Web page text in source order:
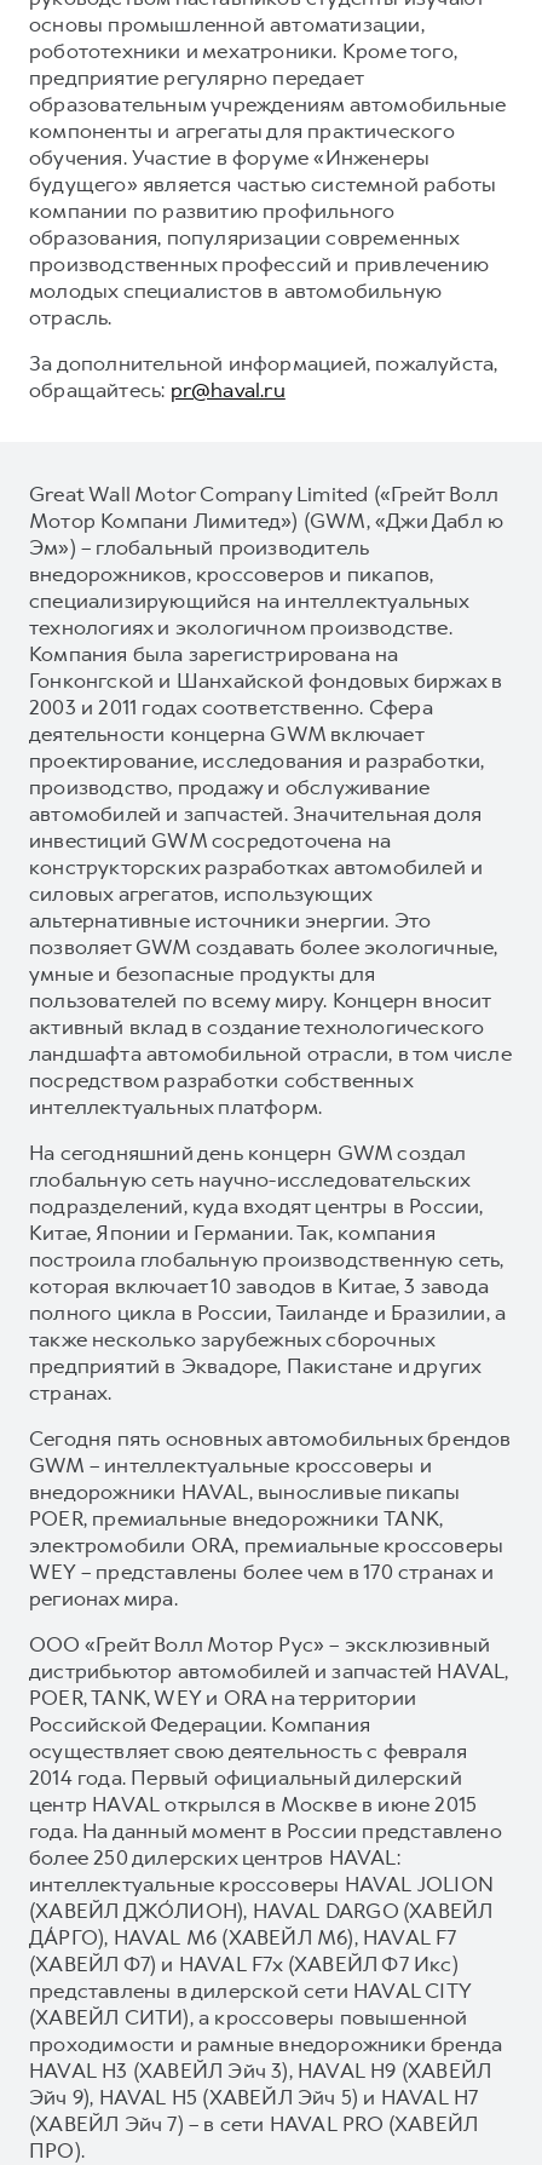
основы промышленной автоматизации,
робототехники и мехатроники. Кроме того,
предприятие регулярно передает
образовательным учреждениям автомобильные
компоненты и агрегаты для практического
обучения. Участие в форуме «Инженеры
будущего» является частью системной работы
компании по развитию профильного
образования, популяризации современных
производственных профессий и привлечению
молодых специалистов в автомобильную
отрасль.
За дополнительной информацией, пожалуйста,
обращайтесь: pr@haval.ru
Great Wall Motor Company Limited («Грейт Волл
Мотор Компани Лимитед») (GWM, «Джи Дабл ю
Эм») – глобальный производитель
внедорожников, кроссоверов и пикапов,
специализирующийся на интеллектуальных
технологиях и экологичном производстве.
Компания была зарегистрирована на
Гонконгской и Шанхайской фондовых биржах в
2003 и 2011 годах соответственно. Сфера
деятельности концерна GWM включает
проектирование, исследования и разработки,
производство, продажу и обслуживание
автомобилей и запчастей. Значительная доля
инвестиций GWM сосредоточена на
конструкторских разработках автомобилей и
силовых агрегатов, использующих
альтернативные источники энергии. Это
позволяет GWM создавать более экологичные,
умные и безопасные продукты для
пользователей по всему миру. Концерн вносит
активный вклад в создание технологического
ландшафта автомобильной отрасли, в том числе
посредством разработки собственных
интеллектуальных платформ.
На сегодняшний день концерн GWM создал
глобальную сеть научно-исследовательских
подразделений, куда входят центры в России,
Китае, Японии и Германии. Так, компания
построила глобальную производственную сеть,
которая включает 10 заводов в Китае, 3 завода
полного цикла в России, Таиланде и Бразилии, а
также несколько зарубежных сборочных
предприятий в Эквадоре, Пакистане и других
странах.
Сегодня пять основных автомобильных брендов
GWM – интеллектуальные кроссоверы и
внедорожники HAVAL, выносливые пикапы
POER, премиальные внедорожники TANK,
электромобили ORA, премиальные кроссоверы
WEY – представлены более чем в 170 странах и
регионах мира.
ООО «Грейт Волл Мотор Рус» – эксклюзивный
дистрибьютор автомобилей и запчастей HAVAL,
POER, TANK, WEY и ORA на территории
Российской Федерации. Компания
осуществляет свою деятельность с февраля
2014 года. Первый официальный дилерский
центр HAVAL открылся в Москве в июне 2015
года. На данный момент в России представлено
более 250 дилерских центров HAVAL:
интеллектуальные кроссоверы HAVAL JOLION
(ХАВЕЙЛ ДЖО́ЛИОН), HAVAL DARGO (ХАВЕЙЛ
ДА́РГО), HAVAL М6 (ХАВЕЙЛ M6), HAVAL F7
(ХАВЕЙЛ Ф7) и HAVAL F7x (ХАВЕЙЛ Ф7 Икс)
представлены в дилерской сети HAVAL CITY
(ХАВЕЙЛ СИТИ), а кроссоверы повышенной
проходимости и рамные внедорожники бренда
HAVAL H3 (ХАВЕЙЛ Эйч 3), HAVAL H9 (ХАВЕЙЛ
Эйч 9), HAVAL H5 (ХАВЕЙЛ Эйч 5) и HAVAL H7
(ХАВЕЙЛ Эйч 7) – в сети HAVAL PRO (ХАВЕЙЛ
ПРО).